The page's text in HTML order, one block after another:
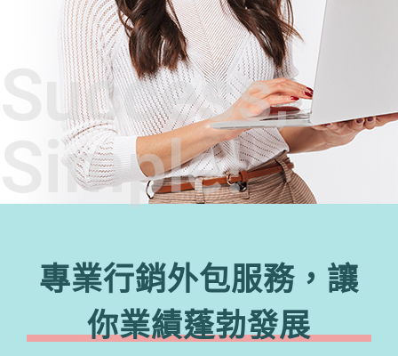
Success,
Simple!
專業行銷外包服務，讓
你業績蓬勃發展